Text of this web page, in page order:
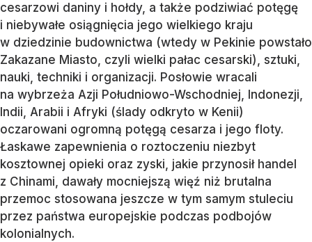
cesarzowi daniny i hołdy, a także podziwiać potęgę
i niebywałe osiągnięcia jego wielkiego kraju
w dziedzinie budownictwa (wtedy w Pekinie powstało
Zakazane Miasto, czyli wielki pałac cesarski), sztuki,
nauki, techniki i organizacji. Posłowie wracali
na wybrzeża Azji Południowo-Wschodniej, Indonezji,
Indii, Arabii i Afryki (ślady odkryto w Kenii)
oczarowani ogromną potęgą cesarza i jego floty.
Łaskawe zapewnienia o roztoczeniu niezbyt
kosztownej opieki oraz zyski, jakie przynosił handel
z Chinami, dawały mocniejszą więź niż brutalna
przemoc stosowana jeszcze w tym samym stuleciu
przez państwa europejskie podczas podbojów
kolonialnych.